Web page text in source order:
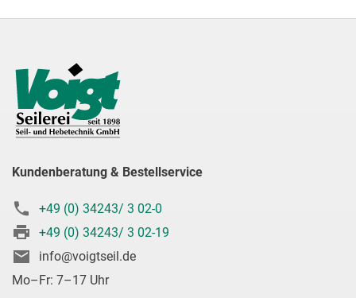
Kundenberatung & Bestellservice
+49 (0) 34243/ 3 02-0
+49 (0) 34243/ 3 02-19
info@voigtseil.de
Mo–Fr: 7–17 Uhr